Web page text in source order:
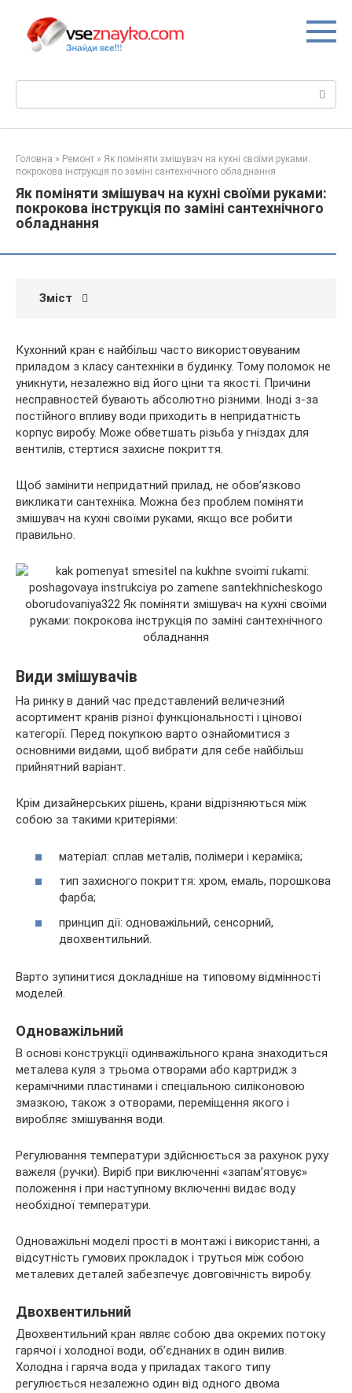
вмісту
Головна » Ремонт » Як поміняти змішувач на кухні своїми руками:
покрокова інструкція по заміні сантехнічного обладнання
Як поміняти змішувач на кухні своїми руками:
покрокова інструкція по заміні сантехнічного
обладнання
Зміст
Кухонний кран є найбільш часто використовуваним
приладом з класу сантехніки в будинку. Тому поломок не
уникнути, незалежно від його ціни та якості. Причини
несправностей бувають абсолютно різними. Іноді з-за
постійного впливу води приходить в непридатність
корпус виробу. Може обветшать різьба у гніздах для
вентилів, стертися захисне покриття.
Щоб замінити непридатний прилад, не обов’язково
викликати сантехніка. Можна без проблем поміняти
змішувач на кухні своїми руками, якщо все робити
правильно.
Види змішувачів
На ринку в даний час представлений величезний
асортимент кранів різної функціональності і цінової
категорії. Перед покупкою варто ознайомитися з
основними видами, щоб вибрати для себе найбільш
прийнятний варіант.
Крім дизайнерських рішень, крани відрізняються між
собою за такими критеріями:
матеріал: сплав металів, полімери і кераміка;
тип захисного покриття: хром, емаль, порошкова
фарба;
принцип дії: одноважільний, сенсорний,
двохвентильний.
Варто зупинитися докладніше на типовому відмінності
моделей.
Одноважільний
В основі конструкції одинважільного крана знаходиться
металева куля з трьома отворами або картридж з
керамічними пластинами і спеціальною силіконовою
змазкою, також з отворами, переміщення якого і
виробляє змішування води.
Регулювання температури здійснюється за рахунок руху
важеля (ручки). Виріб при виключенні «запам’ятовує»
положення і при наступному включенні видає воду
необхідної температури.
Одноважільні моделі прості в монтажі і використанні, а
відсутність гумових прокладок і труться між собою
металевих деталей забезпечує довговічність виробу.
Двохвентильний
Двохвентильний кран являє собою два окремих потоку
гарячої і холодної води, об’єднаних в один вилив.
Холодна і гаряча вода у приладах такого типу
регулюється незалежно один від одного двома